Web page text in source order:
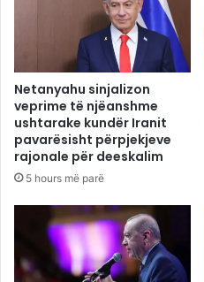
Netanyahu sinjalizon
veprime të njëanshme
ushtarake kundër Iranit
pavarësisht përpjekjeve
rajonale për deeskalim
5 hours më parë